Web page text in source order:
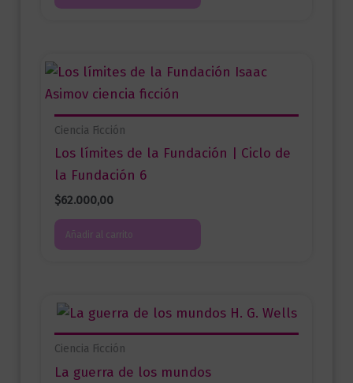
Ciencia Ficción
Los límites de la Fundación | Ciclo de
la Fundación 6
$62.000,00
Añadir al carrito
Ciencia Ficción
La guerra de los mundos